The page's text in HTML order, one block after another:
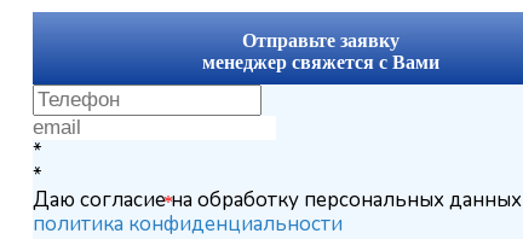
Отправьте заявку
менеджер свяжется с Вами
*
*
*
Даю согласие на обработку персональных данных
политика конфиденциальности